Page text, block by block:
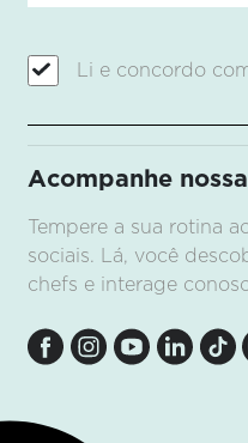
Li e concordo
Acompanhe
Tempere a sua rotina
sociais. Lá, você
chefs e interage